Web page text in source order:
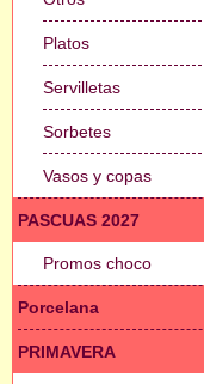
Platos
Servilletas
Sorbetes
Vasos y copas
PASCUAS 2027
Promos choco
Porcelana
PRIMAVERA